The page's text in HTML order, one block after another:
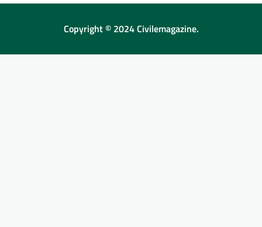
Copyright © 2024 Civilemagazine.